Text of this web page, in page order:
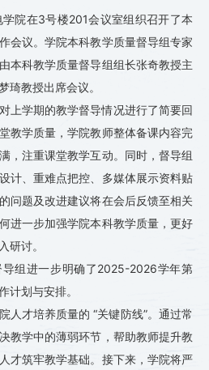
院在3号楼201会议室组织召开了本
会议。学院本科教学质量督导组专家
本科教学质量督导组组长张奇教授主
琦教授出席会议。
上学期的教学督导情况进行了简要回
教学质量，学院教师整体备课内容完
，注重课堂教学互动。同时，督导组
计、重难点把控、多媒体展示资料贴
问题及改进建议将在会后反馈至相关
进一步加强学院本科教学质量，更好
研讨。
组进一步明确了2025-2026学年第
计划与安排。
人才培养质量的 “关键防线”。通过常
教学中的薄弱环节，帮助教师提升教
才筑牢教学基础。接下来，学院将严